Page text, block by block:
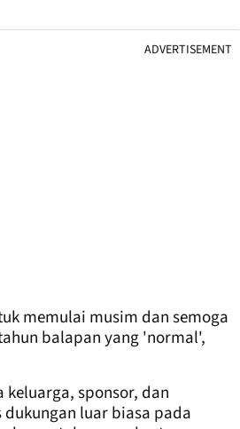
ADVERTISEMENT
memulai musim dan semoga
balapan yang 'normal',
sponsor, dan
dukungan luar biasa pada